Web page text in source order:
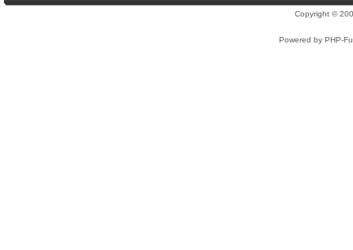
Copyright ©
Powered by PHP-